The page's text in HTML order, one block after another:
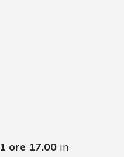
ore 17.00 in